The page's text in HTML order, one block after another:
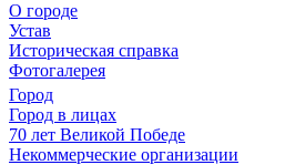
О городе
Устав
Историческая справка
Фотогалерея
Город
Город в лицах
70 лет Великой Победе
Некоммерческие организации